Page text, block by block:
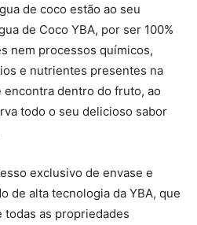
de coco estão ao seu
de Coco YBA, por ser 100%
nem processos químicos,
e nutrientes presentes na
encontra dentro do fruto, ao
todo o seu delicioso sabor
exclusivo de envase e
de alta tecnologia da YBA, que
todas as propriedades